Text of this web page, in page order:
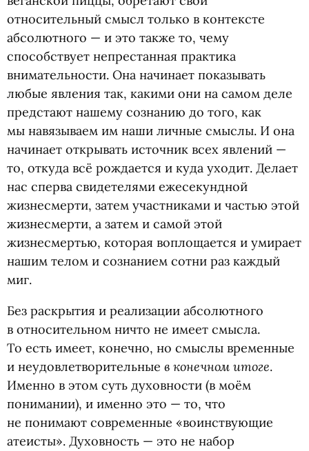
относительный смысл только в контексте
абсолютного — и это также то, чему
способствует непрестанная практика
внимательности. Она начинает показывать
любые явления так, какими они на самом деле
предстают нашему сознанию до того, как
мы навязываем им наши личные смыслы. И она
начинает открывать источник всех явлений —
то, откуда всё рождается и куда уходит. Делает
нас сперва свидетелями ежесекундной
жизнесмерти, затем участниками и частью этой
жизнесмерти, а затем и самой этой
жизнесмертью, которая воплощается и умирает
нашим телом и сознанием сотни раз каждый
миг.
Без раскрытия и реализации абсолютного
в относительном ничто не имеет смысла.
То есть имеет, конечно, но смыслы временные
и неудовлетворительные в конечном итоге.
Именно в этом суть духовности (в моём
понимании), и именно это — то, что
не понимают современные «воинствующие
атеисты». Духовность — это не набор